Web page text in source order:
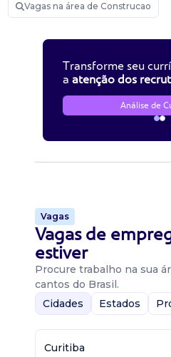
Vagas na área de Construcao
Transforme seu
a atenção dos
Análise de
Vagas
Vagas de
estiver
Procure trabalho na sua
cantos do Brasil.
Cidades
Estados
Curitiba